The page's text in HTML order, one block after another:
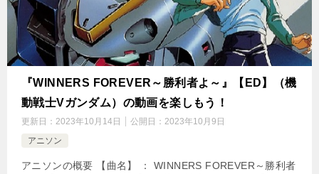
『WINNERS FOREVER～勝利者よ～』【ED】（機
動戦士Vガンダム）の動画を楽しもう！
更新日： 2023年10月14日 公開日： 2023年10月9日
アニソン
アニソンの概要 【曲名】 ： WINNERS FOREVER～勝利者